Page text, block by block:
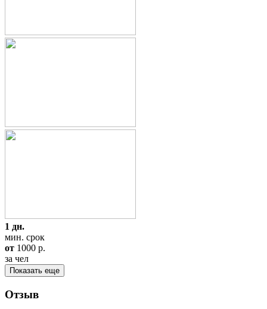
1 дн.
мин. срок
от 1000 p.
за чел
Показать еще
Отзыв